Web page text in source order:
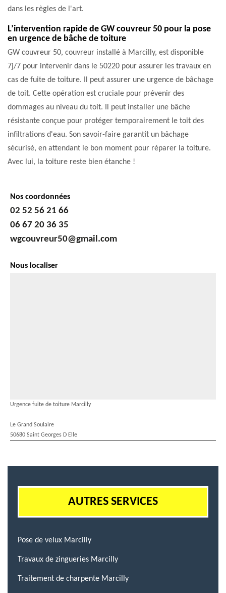
dans les règles de l'art.
L’intervention rapide de GW couvreur 50 pour la pose
en urgence de bâche de toiture
GW couvreur 50, couvreur installé à Marcilly, est disponible
7j/7 pour intervenir dans le 50220 pour assurer les travaux en
cas de fuite de toiture. Il peut assurer une urgence de bâchage
de toit. Cette opération est cruciale pour prévenir des
dommages au niveau du toit. Il peut installer une bâche
résistante conçue pour protéger temporairement le toit des
infiltrations d'eau. Son savoir-faire garantit un bâchage
sécurisé, en attendant le bon moment pour réparer la toiture.
Avec lui, la toiture reste bien étanche !
Nos coordonnées
02 52 56 21 66
06 67 20 36 35
wgcouvreur50@gmail.com
Nous localiser
Urgence fuite de toiture Marcilly
Le Grand Soulaire
50680 Saint Georges D Elle
AUTRES SERVICES
Pose de velux Marcilly
Travaux de zingueries Marcilly
Traitement de charpente Marcilly